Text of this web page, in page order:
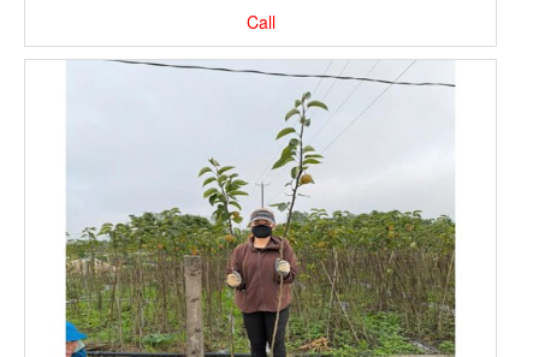
Call